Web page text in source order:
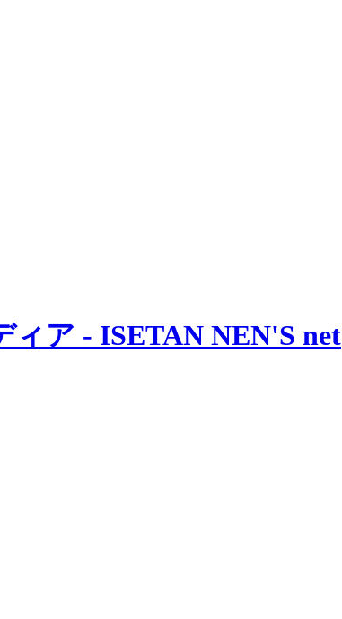
ア - ISETAN NEN'S net